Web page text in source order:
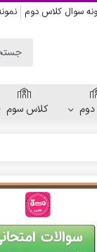
سوال کلاس دوم
کلاس سوم